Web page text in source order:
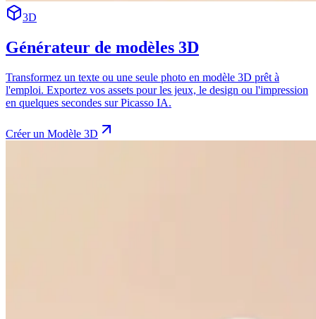
3D
Générateur de modèles 3D
Transformez un texte ou une seule photo en modèle 3D prêt à
l'emploi. Exportez vos assets pour les jeux, le design ou l'impression
en quelques secondes sur Picasso IA.
Créer un Modèle 3D